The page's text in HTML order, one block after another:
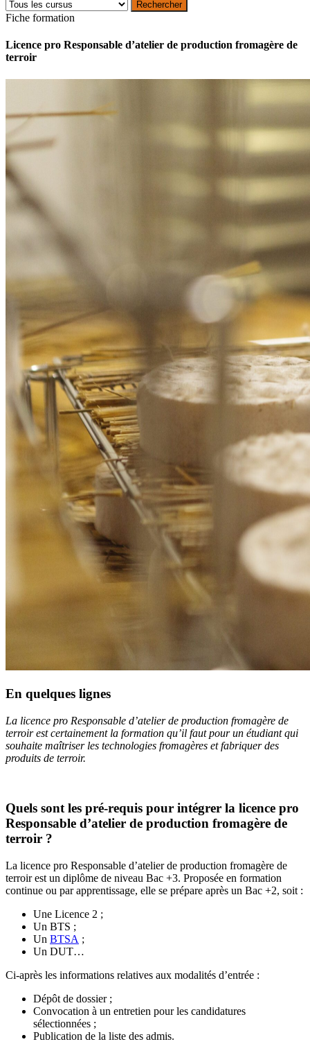
Fiche formation
Licence pro Responsable d’atelier de production fromagère de
terroir
En quelques lignes
La licence pro Responsable d’atelier de production fromagère de
terroir est certainement la formation qu’il faut pour un étudiant qui
souhaite maîtriser les technologies fromagères et fabriquer des
produits de terroir.
Quels sont les pré-requis pour intégrer la licence pro
Responsable d’atelier de production fromagère de
terroir ?
La licence pro Responsable d’atelier de production fromagère de
terroir est un diplôme de niveau Bac +3. Proposée en formation
continue ou par apprentissage, elle se prépare après un Bac +2, soit :
Une Licence 2 ;
Un BTS ;
Un BTSA ;
Un DUT…
Ci-après les informations relatives aux modalités d’entrée :
Dépôt de dossier ;
Convocation à un entretien pour les candidatures
sélectionnées ;
Publication de la liste des admis.